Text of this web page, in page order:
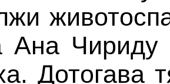
Ана
Дотогава